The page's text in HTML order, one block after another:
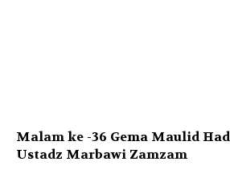
Malam ke -36 Gema Maulid
Ustadz Marbawi Zamzam